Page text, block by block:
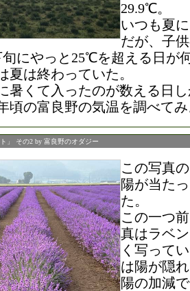
29.9℃。
いつも夏
だが、子
旬にやっと25℃を超える日が
夏は終わっていた。
暑くて入ったのが数える日
頃の富良野の気温を調べて
」 その2 by 富良野のオダジー
この写真
陽が当た
た。
この一つ
真はラベ
く写って
は陽が隠
陽の加減